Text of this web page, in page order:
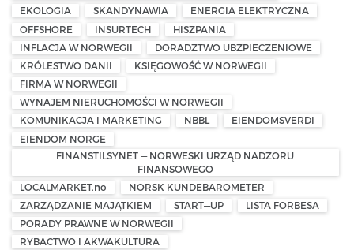
EKOLOGIA
SKANDYNAWIA
ENERGIA ELEKTRYCZNA
OFFSHORE
INSURTECH
HISZPANIA
INFLACJA W NORWEGII
DORADZTWO UBZPIECZENIOWE
KRÓLESTWO DANII
KSIĘGOWOŚĆ W NORWEGII
FIRMA W NORWEGII
WYNAJEM NIERUCHOMOŚCI W NORWEGII
KOMUNIKACJA I MARKETING
NBBL
EIENDOMSVERDI
EIENDOM NORGE
FINANSTILSYNET — NORWESKI URZĄD NADZORU
FINANSOWEGO
LOCALMARKET.no
NORSK KUNDEBAROMETER
ZARZĄDZANIE MAJĄTKIEM
START—UP
LISTA FORBESA
PORADY PRAWNE W NORWEGII
RYBACTWO I AKWAKULTURA